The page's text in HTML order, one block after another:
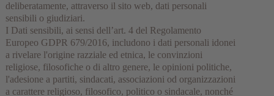
deliberatamente, attraverso il sito web, dati personali
sensibili o giudiziari.
I Dati sensibili, ai sensi dell’art. 4 del Regolamento
Europeo GDPR 679/2016, includono i dati personali idonei
a rivelare l'origine razziale ed etnica, le convinzioni
religiose, filosofiche o di altro genere, le opinioni politiche,
l'adesione a partiti, sindacati, associazioni od organizzazioni
a carattere religioso, filosofico, politico o sindacale, nonché